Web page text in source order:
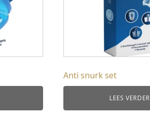
Anti snurk set
LEES VERDER